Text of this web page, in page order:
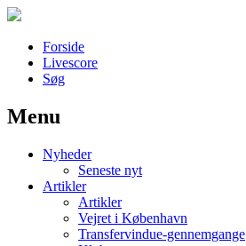
Forside
Livescore
Søg
Наши партнеры
лучшие займы
Menu
Nyheder
Seneste nyt
Artikler
Artikler
Vejret i København
Transfervindue-gennemgange